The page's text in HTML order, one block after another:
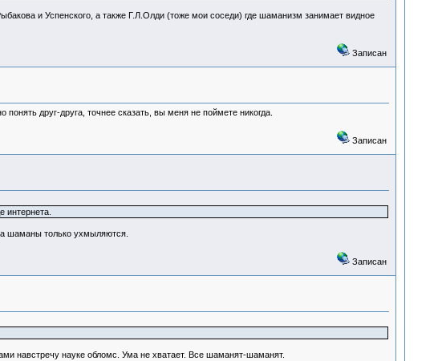
и Успенского, а также Г.Л.Олди (тоже мои соседи) где шаманизм занимает видное
Записан
друг-друга, точнее сказать, вы меня не поймете никогда.
Записан
интернета.
шаманы только ухмыляются.
Записан
навстречу науке обломс. Ума не хватает. Все шаманят-шаманят.